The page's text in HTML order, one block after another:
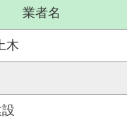
業者名
木